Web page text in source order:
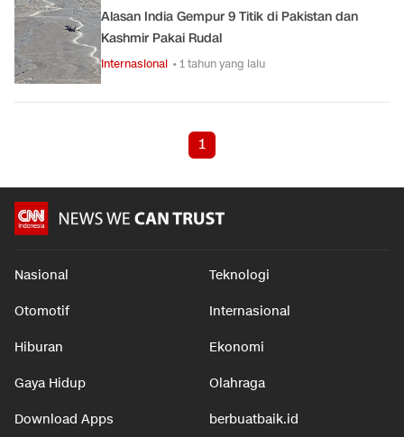
Alasan India Gempur 9 Titik di Pakistan dan
Kashmir Pakai Rudal
Internasional • 1 tahun yang lalu
1
Nasional Teknologi
Otomotif Internasional
Hiburan Ekonomi
Gaya Hidup Olahraga
Download Apps berbuatbaik.id